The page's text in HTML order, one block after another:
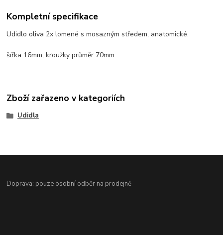
Kompletní specifikace
Udidlo oliva 2x lomené s mosazným středem, anatomické.
šířka 16mm, kroužky průměr 70mm
Zboží zařazeno v kategoriích
Udidla
Doprava: pouze osobní odběr na prodejně